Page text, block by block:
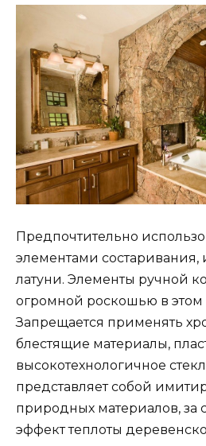
Предпочтительно
элементами
латуни. Элементы ручной
огромной роскошью в этом
Запрещается применять
блестящие материалы,
высокотехнологичное
представляет собой
природных материалов, за
эффект теплоты